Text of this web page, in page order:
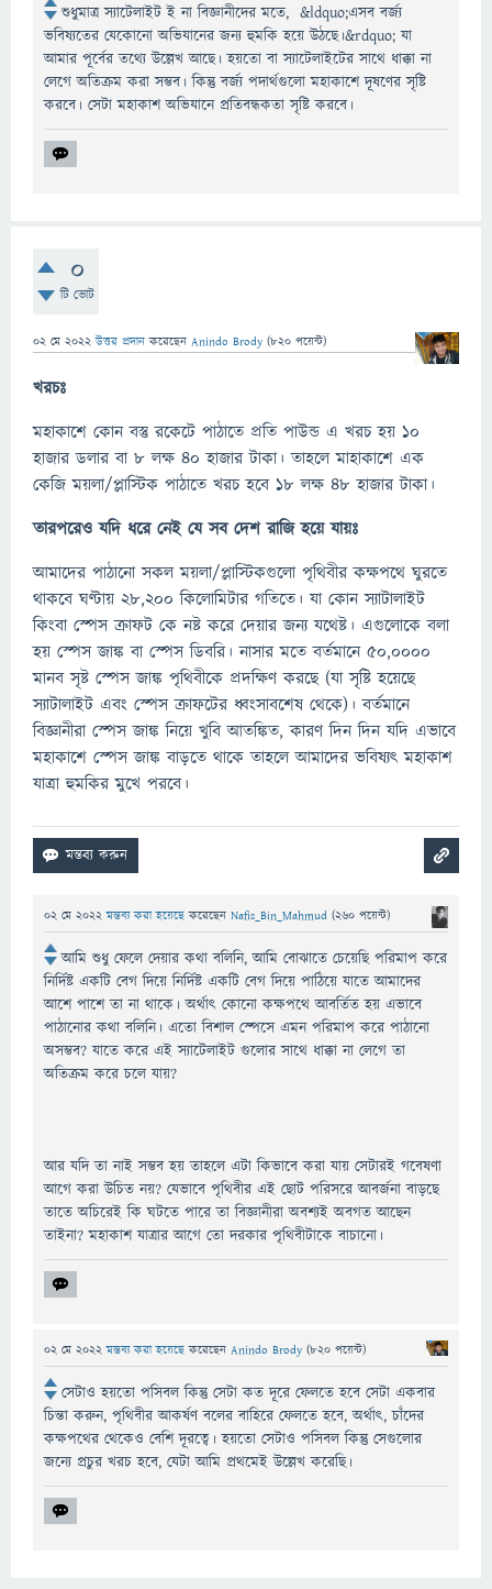
শুধুমাত্র স্যাটেলাইট ই না বিজ্ঞানীদের মতে, &ldquo;এসব বর্জ্য
ভবিষ্যতের যেকোনো অভিযানের জন্য হুমকি হয়ে উঠছে।&rdquo; যা
আমার পূর্বের তথ্যে উল্লেখ আছে। হয়তো বা স্যাটেলাইটের সাথে ধাক্কা না
লেগে অতিক্রম করা সম্ভব। কিন্তু বর্জ্য পদার্থগুলো মহাকাশে দূষণের সৃষ্টি
করবে। সেটা মহাকাশ অভিযানে প্রতিবন্ধকতা সৃষ্টি করবে।
0
টি ভোট
02 মে 2022 উত্তর প্রদান করেছেন Anindo Brody (820 পয়েন্ট)
খরচঃ
মহাকাশে কোন বস্তু রকেটে পাঠাতে প্রতি পাউন্ড এ খরচ হয় ১০
হাজার ডলার বা ৮ লক্ষ ৪০ হাজার টাকা। তাহলে মাহাকাশে এক
কেজি ময়লা/প্লাস্টিক পাঠাতে খরচ হবে ১৮ লক্ষ ৪৮ হাজার টাকা।
তারপরেও যদি ধরে নেই যে সব দেশ রাজি হয়ে যায়ঃ
আমাদের পাঠানো সকল ময়লা/প্লাস্টিকগুলো পৃথিবীর কক্ষপথে ঘুরতে
থাকবে ঘণ্টায় ২৮,২০০ কিলোমিটার গতিতে। যা কোন স্যাটালাইট
কিংবা স্পেস ক্রাফট কে নষ্ট করে দেয়ার জন্য যথেষ্ট। এগুলোকে বলা
হয় স্পেস জাঙ্ক বা স্পেস ডিবরি। নাসার মতে বর্তমানে ৫০,০০০০
মানব সৃষ্ট স্পেস জাঙ্ক পৃথিবীকে প্রদক্ষিণ করছে (যা সৃষ্টি হয়েছে
স্যাটালাইট এবং স্পেস ক্রাফটের ধ্বংসাবশেষ থেকে)। বর্তমানে
বিজ্ঞানীরা স্পেস জাঙ্ক নিয়ে খুবি আতঙ্কিত, কারণ দিন দিন যদি এভাবে
মহাকাশে স্পেস জাঙ্ক বাড়তে থাকে তাহলে আমাদের ভবিষ্যৎ মহাকাশ
যাত্রা হুমকির মুখে পরবে।
02 মে 2022 মন্তব্য করা হয়েছেকরেছেন Nafis_Bin_Mahmud (260 পয়েন্ট)
আমি শুধু ফেলে দেয়ার কথা বলিনি, আমি বোঝাতে চেয়েছি পরিমাপ করে
নির্দিষ্ট একটি বেগ দিয়ে নির্দিষ্ট একটি বেগ দিয়ে পাঠিয়ে যাতে আমাদের
আশে পাশে তা না থাকে। অর্থাৎ কোনো কক্ষপথে আবর্তিত হয় এভাবে
পাঠানোর কথা বলিনি। এতো বিশাল স্পেসে এমন পরিমাপ করে পাঠানো
অসম্ভব? যাতে করে এই স্যাটেলাইট গুলোর সাথে ধাক্কা না লেগে তা
অতিক্রম করে চলে যায়?
আর যদি তা নাই সম্ভব হয় তাহলে এটা কিভাবে করা যায় সেটারই গবেষণা
আগে করা উচিত নয়? যেভাবে পৃথিবীর এই ছোট পরিসরে আবর্জনা বাড়ছে
তাতে অচিরেই কি ঘটতে পারে তা বিজ্ঞানীরা অবশ্যই অবগত আছেন
তাইনা? মহাকাশ যাত্রার আগে তো দরকার পৃথিবীটাকে বাচানো।
02 মে 2022 মন্তব্য করা হয়েছেকরেছেন Anindo Brody (820 পয়েন্ট)
সেটাও হয়তো পসিবল কিন্তু সেটা কত দূরে ফেলতে হবে সেটা একবার
চিন্তা করুন, পৃথিবীর আকর্ষণ বলের বাহিরে ফেলতে হবে, অর্থাৎ, চাঁদের
কক্ষপথের থেকেও বেশি দূরত্বে। হয়তো সেটাও পসিবল কিন্তু সেগুলোর
জন্যে প্রচুর খরচ হবে, যেটা আমি প্রথমেই উল্লেখ করেছি।